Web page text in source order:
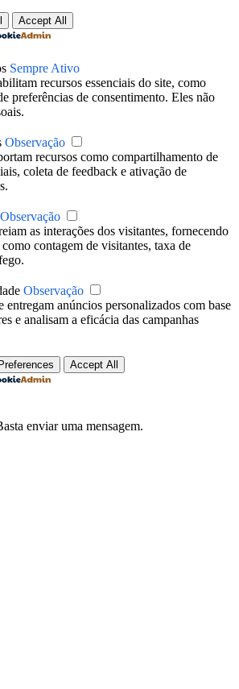
Accept All
Sempre Ativo
recursos essenciais do site, como
preferências de consentimento. Eles não
Observação
recursos como compartilhamento de
coleta de feedback e ativação de
Observação
as interações dos visitantes, fornecendo
contagem de visitantes, taxa de
Observação
anúncios personalizados com base
e analisam a eficácia das campanhas
Accept All
enviar uma mensagem.